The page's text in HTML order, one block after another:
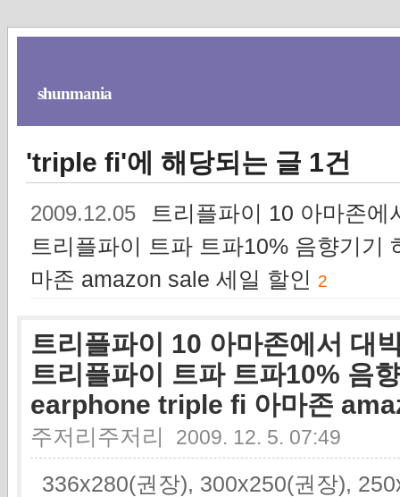
shunmania
'triple fi'에 해당되는 글 1건
2009.12.05
트리플파이 10 아마존
트리플파이 트파 트파10% 음향기기
마존 amazon sale 세일 할인 2
트리플파이 10 아마존에서 대
트리플파이 트파 트파10% 음
earphone triple fi 아마존
주저리주저리 2009. 12. 5. 07:49
336x280(권장), 300x250(권장),